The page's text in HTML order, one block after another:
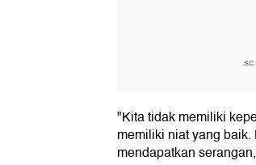
"Kita tidak memiliki
memiliki niat yang
mendapatkan